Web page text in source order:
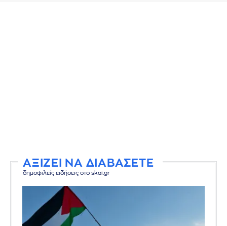
ΑΞΙΖΕΙ ΝΑ ΔΙΑΒΑΣΕΤΕ
δημοφιλείς ειδήσεις στο skai.gr